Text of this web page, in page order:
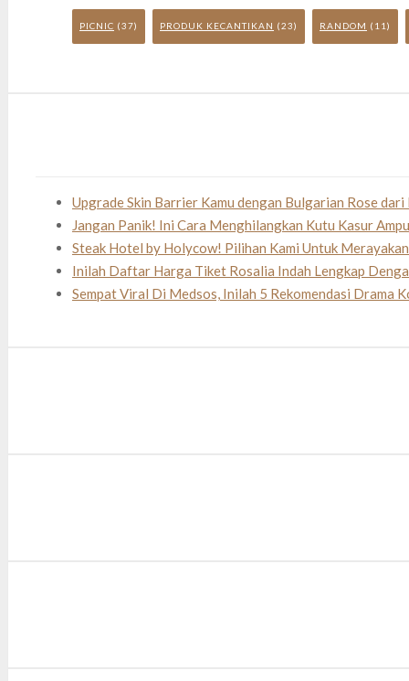
PICNIC (37) PRODUK KECANTIKAN (23) RANDOM (11)
Upgrade Skin Barrier Kamu dengan Bulgarian Rose
Jangan Panik! Ini Cara Menghilangkan Kutu Kasur
Steak Hotel by Holycow! Pilihan Kami Untuk
Inilah Daftar Harga Tiket Rosalia Indah Lengkap
Sempat Viral Di Medsos, Inilah 5 Rekomendasi Drama